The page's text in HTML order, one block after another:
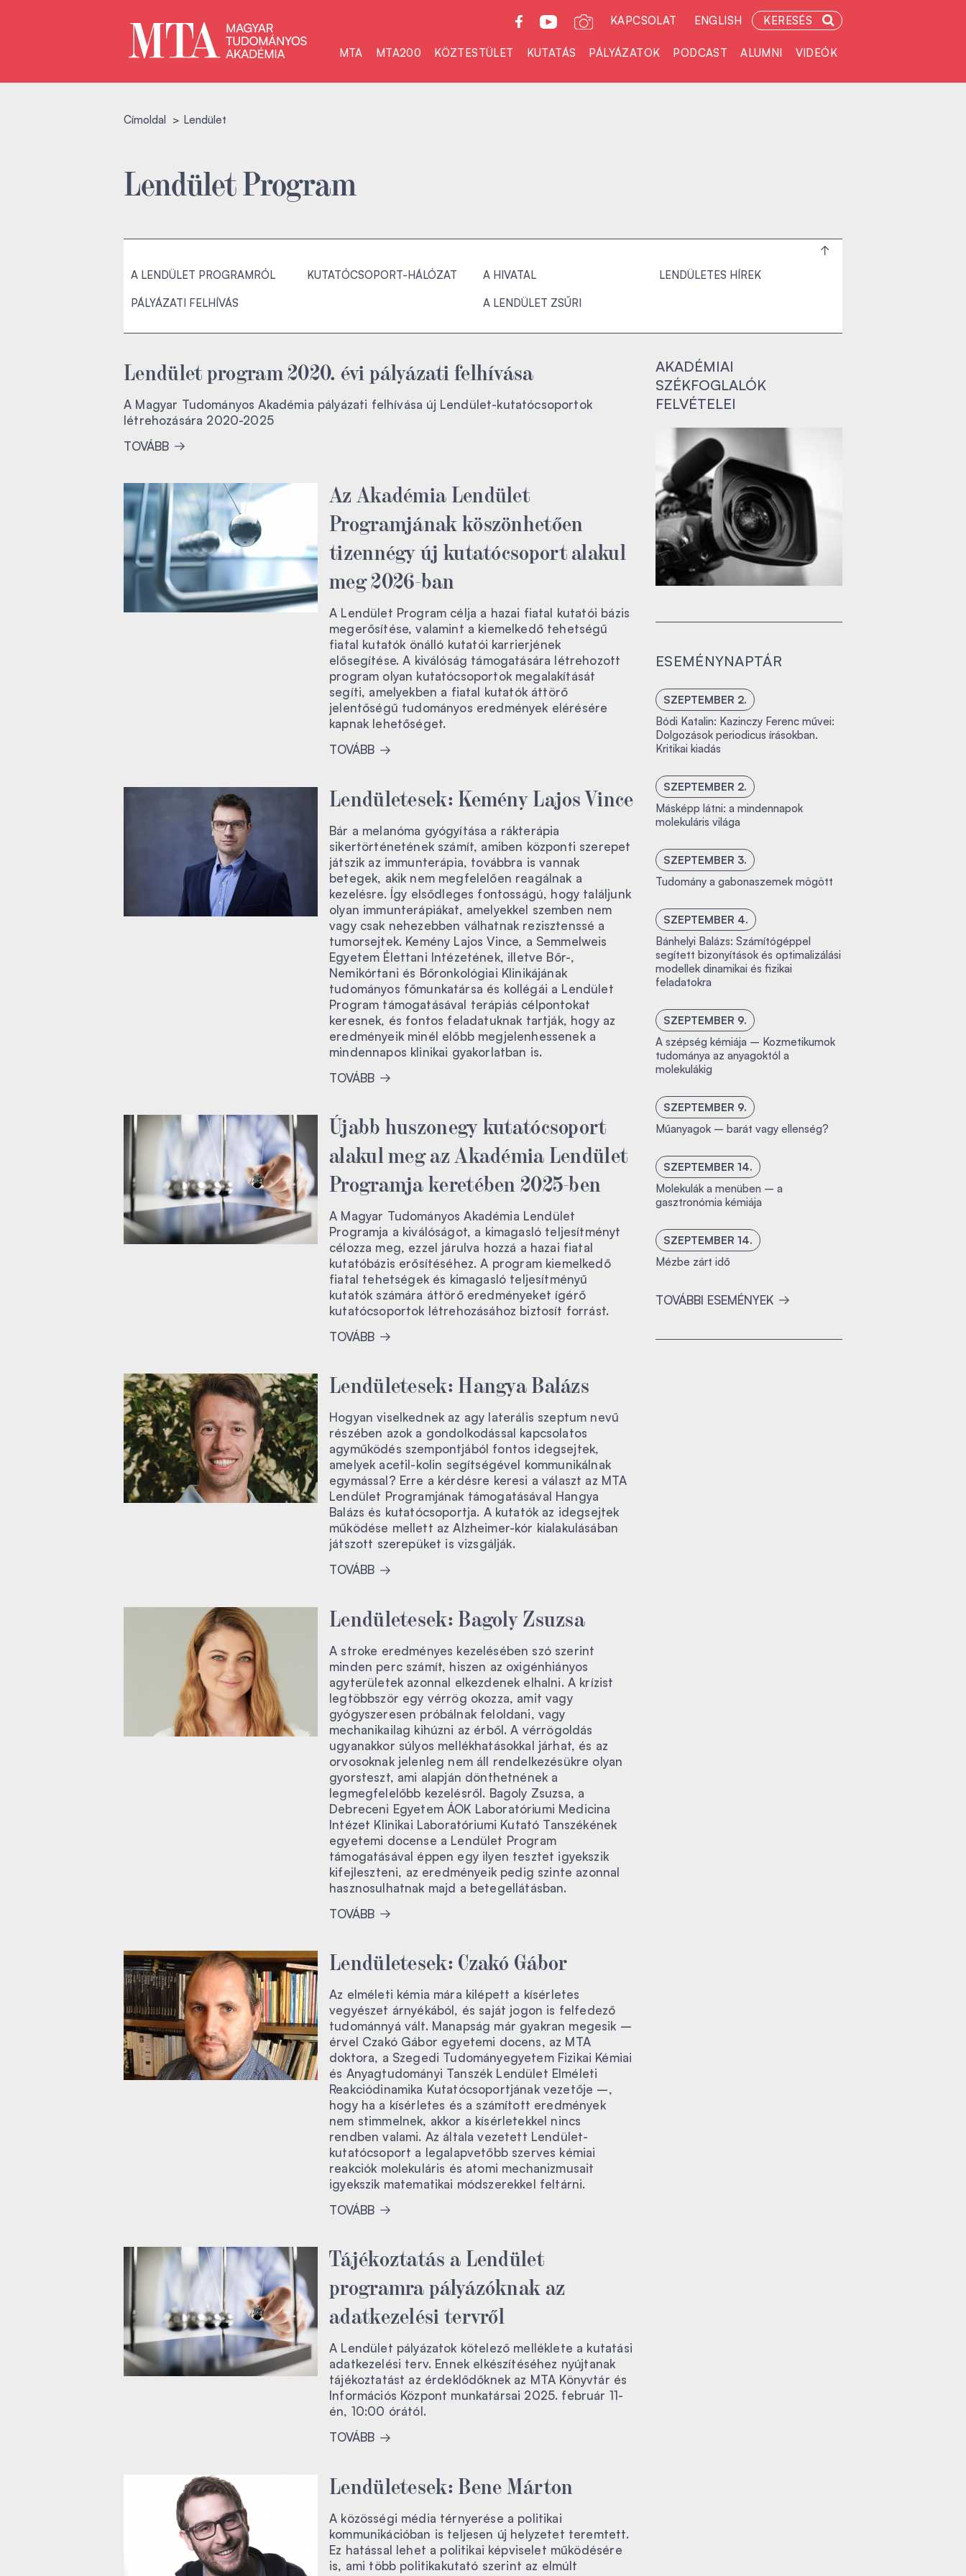
KAPCSOLAT ENGLISH KERESÉS
MTA MTA200 KÖZTESTÜLET KUTATÁS PÁLYÁZATOK PODCAST ALUMNI VIDEÓK
Címoldal Lendület
Lendület Program
A LENDÜLET PROGRAMRÓL
PÁLYÁZATI FELHÍVÁS
KUTATÓCSOPORT-HÁLÓZAT A HIVATAL
A LENDÜLET ZSŰRI
LENDÜLETES HÍREK
Lendület program 2020. évi pályázati felhívása
A Magyar Tudományos Akadémia pályázati felhívása új Lendület-kutatócsoportok
létrehozására 2020-2025
TOVÁBB
Az Akadémia Lendület
Programjának köszönhetően
tizennégy új kutatócsoport alakul
meg 2026-ban
A Lendület Program célja a hazai fiatal kutatói bázis
megerősítése, valamint a kiemelkedő tehetségű
fiatal kutatók önálló kutatói karrierjének
elősegítése. A kiválóság támogatására létrehozott
program olyan kutatócsoportok megalakítását
segíti, amelyekben a fiatal kutatók áttörő
jelentőségű tudományos eredmények elérésére
kapnak lehetőséget.
TOVÁBB
Lendületesek: Kemény Lajos Vince
Bár a melanóma gyógyítása a rákterápia
sikertörténetének számít, amiben központi szerepet
játszik az immunterápia, továbbra is vannak
betegek, akik nem megfelelően reagálnak a
kezelésre. Így elsődleges fontosságú, hogy találjunk
olyan immunterápiákat, amelyekkel szemben nem
vagy csak nehezebben válhatnak rezisztenssé a
tumorsejtek. Kemény Lajos Vince, a Semmelweis
Egyetem Élettani Intézetének, illetve Bőr-,
Nemikórtani és Bőronkológiai Klinikájának
tudományos főmunkatársa és kollégái a Lendület
Program támogatásával terápiás célpontokat
keresnek, és fontos feladatuknak tartják, hogy az
eredményeik minél előbb megjelenhessenek a
mindennapos klinikai gyakorlatban is.
TOVÁBB
Újabb huszonegy kutatócsoport
alakul meg az Akadémia Lendület
Programja keretében 2025-ben
A Magyar Tudományos Akadémia Lendület
Programja a kiválóságot, a kimagasló teljesítményt
célozza meg, ezzel járulva hozzá a hazai fiatal
kutatóbázis erősítéséhez. A program kiemelkedő
fiatal tehetségek és kimagasló teljesítményű
kutatók számára áttörő eredményeket ígérő
kutatócsoportok létrehozásához biztosít forrást.
TOVÁBB
Lendületesek: Hangya Balázs
Hogyan viselkednek az agy laterális szeptum nevű
részében azok a gondolkodással kapcsolatos
agyműködés szempontjából fontos idegsejtek,
amelyek acetil-kolin segítségével kommunikálnak
egymással? Erre a kérdésre keresi a választ az MTA
Lendület Programjának támogatásával Hangya
Balázs és kutatócsoportja. A kutatók az idegsejtek
működése mellett az Alzheimer-kór kialakulásában
játszott szerepüket is vizsgálják.
TOVÁBB
Lendületesek: Bagoly Zsuzsa
A stroke eredményes kezelésében szó szerint
minden perc számít, hiszen az oxigénhiányos
agyterületek azonnal elkezdenek elhalni. A krízist
legtöbbször egy vérrög okozza, amit vagy
gyógyszeresen próbálnak feloldani, vagy
mechanikailag kihúzni az érből. A vérrögoldás
ugyanakkor súlyos mellékhatásokkal járhat, és az
orvosoknak jelenleg nem áll rendelkezésükre olyan
gyorsteszt, ami alapján dönthetnének a
legmegfelelőbb kezelésről. Bagoly Zsuzsa, a
Debreceni Egyetem ÁOK Laboratóriumi Medicina
Intézet Klinikai Laboratóriumi Kutató Tanszékének
egyetemi docense a Lendület Program
támogatásával éppen egy ilyen tesztet igyekszik
kifejleszteni, az eredményeik pedig szinte azonnal
hasznosulhatnak majd a betegellátásban.
TOVÁBB
Lendületesek: Czakó Gábor
Az elméleti kémia mára kilépett a kísérletes
vegyészet árnyékából, és saját jogon is felfedező
tudománnyá vált. Manapság már gyakran megesik –
érvel Czakó Gábor egyetemi docens, az MTA
doktora, a Szegedi Tudományegyetem Fizikai Kémiai
és Anyagtudományi Tanszék Lendület Elméleti
Reakciódinamika Kutatócsoportjának vezetője –,
hogy ha a kísérletes és a számított eredmények
nem stimmelnek, akkor a kísérletekkel nincs
rendben valami. Az általa vezetett Lendület-
kutatócsoport a legalapvetőbb szerves kémiai
reakciók molekuláris és atomi mechanizmusait
igyekszik matematikai módszerekkel feltárni.
TOVÁBB
Tájékoztatás a Lendület
programra pályázóknak az
adatkezelési tervről
A Lendület pályázatok kötelező melléklete a kutatási
adatkezelési terv. Ennek elkészítéséhez nyújtanak
tájékoztatást az érdeklődőknek az MTA Könyvtár és
Információs Központ munkatársai 2025. február 11-
én, 10:00 órától.
TOVÁBB
Lendületesek: Bene Márton
A közösségi média térnyerése a politikai
kommunikációban is teljesen új helyzetet teremtett.
Ez hatással lehet a politikai képviselet működésére
is, ami több politikakutató szerint az elmúlt
AKADÉMIAI
SZÉKFOGLALÓK
FELVÉTELEI
ESEMÉNYNAPTÁR
SZEPTEMBER 2.
Bódi Katalin: Kazinczy Ferenc művei:
Dolgozások periodicus írásokban.
Kritikai kiadás
SZEPTEMBER 2.
Másképp látni: a mindennapok
molekuláris világa
SZEPTEMBER 3.
Tudomány a gabonaszemek mögött
SZEPTEMBER 4.
Bánhelyi Balázs: Számítógéppel
segített bizonyítások és optimalizálási
modellek dinamikai és fizikai
feladatokra
SZEPTEMBER 9.
A szépség kémiája – Kozmetikumok
tudománya az anyagoktól a
molekulákig
SZEPTEMBER 9.
Műanyagok – barát vagy ellenség?
SZEPTEMBER 14.
Molekulák a menüben – a
gasztronómia kémiája
SZEPTEMBER 14.
Mézbe zárt idő
TOVÁBBI ESEMÉNYEK